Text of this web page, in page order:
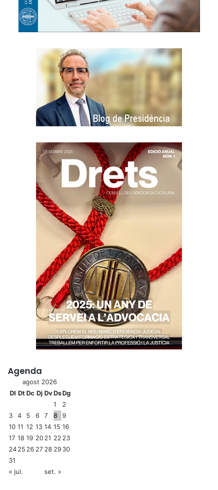
Agenda
agost 2026
Dl DtDc Dj DvDsDg
1
2
3
4 5 6 7 8
9
10 11 12 13 14 15 16
17 18 19 2021 22 23
2425 26 27 28 2930
31
« jul.
set. »